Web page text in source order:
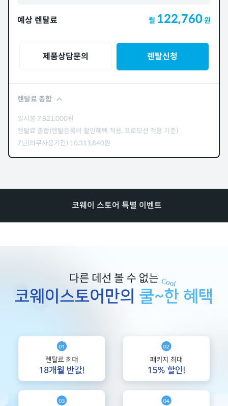
예상 렌탈료 월 122,760원
제품상담문의 렌탈신청
렌탈료 총합
일시불 7,821,000원
렌탈료 총합(렌탈등록비 할인혜택 적용, 프로모션 적용 기준)
7년(의무사용기간) 10,311,840원
코웨이 스토어 특별 이벤트